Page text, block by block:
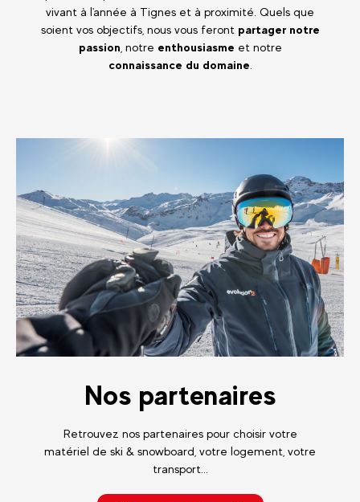
vivant à l'année à Tignes et à proximité. Quels que
soient vos objectifs, nous vous feront partager notre
passion , notre enthousiasme et notre
connaissance du domaine
Nos partenaires
Retrouvez nos partenaires pour choisir votre
matériel de ski & snowboard, votre logement, votre
transport...